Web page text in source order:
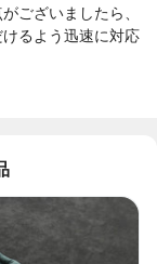
ございましたら、
るよう迅速に対応